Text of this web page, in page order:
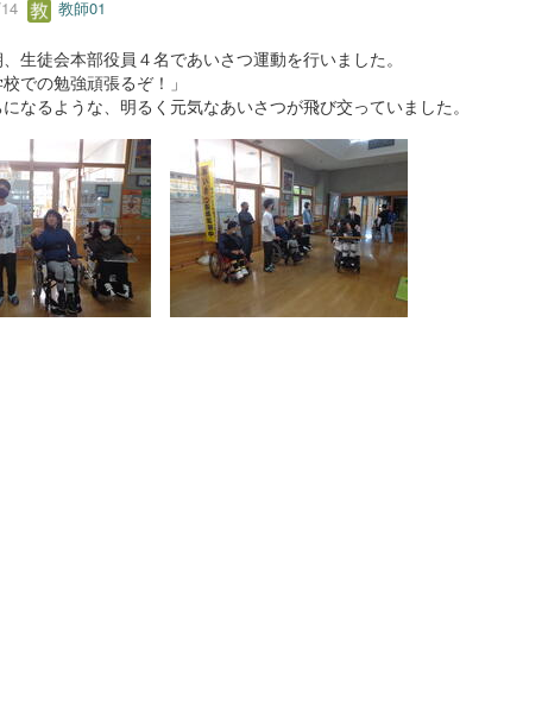
教師01
生徒会本部役員４名であいさつ運動を行いました。
校での勉強頑張るぞ！」
なるような、明るく元気なあいさつが飛び交っていました。